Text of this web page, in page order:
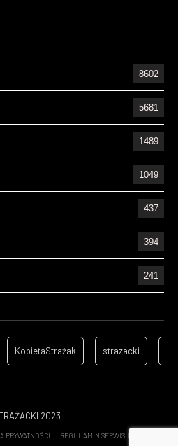
8602
5681
1489
1049
437
394
241
157
KobietaStrażak strazacki
2023
PRYWATNOŚCI REGULAMIN SERWISU